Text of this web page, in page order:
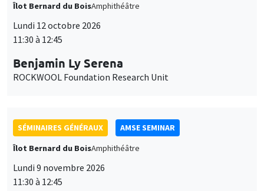
Îlot Bernard du BoisAmphithéâtre
Lundi 12 octobre 2026
11:30 à 12:45
Benjamin Ly Serena
ROCKWOOL Foundation Research Unit
SÉMINAIRES GÉNÉRAUX
AMSE SEMINAR
Îlot Bernard du BoisAmphithéâtre
Lundi 9 novembre 2026
11:30 à 12:45